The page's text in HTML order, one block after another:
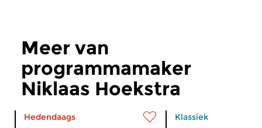
Meer van
programmamaker
Niklaas Hoekstra
Hedendaags Klassiek